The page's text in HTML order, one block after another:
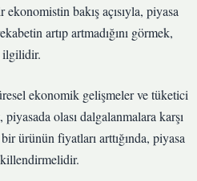
bakış açısıyla, piyasa
artıp artmadığını görmek,
ilgilidir.
ekonomik gelişmeler ve tüketici
olası dalgalanmalara karşı
ürünün fiyatları arttığında, piyasa